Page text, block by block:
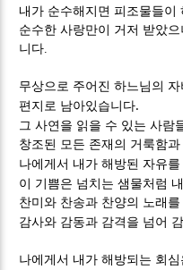
내가 순수해지면 피조물들
순수한 사랑만이 거저 받았
니다.
무상으로 주어진 하느님의
편지로 남아있습니다.
그 사연을 읽을 수 있는 사람
창조된 모든 존재의 거룩함
나에게서 내가 해방된 자유
이 기쁨은 넘치는 샘물처럼
찬미와 찬송과 찬양의 노래
감사와 감동과 감격을 넘어
나에게서 내가 해방되는 회심